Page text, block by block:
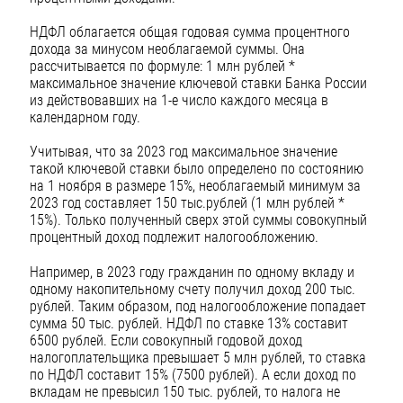
НДФЛ облагается общая годовая сумма процентного
дохода за минусом необлагаемой суммы. Она
рассчитывается по формуле: 1 млн рублей *
максимальное значение ключевой ставки Банка России
из действовавших на 1-е число каждого месяца в
календарном году.
Учитывая, что за 2023 год максимальное значение
такой ключевой ставки было определено по состоянию
на 1 ноября в размере 15%, необлагаемый минимум за
2023 год составляет 150 тыс.рублей (1 млн рублей *
15%). Только полученный сверх этой суммы совокупный
процентный доход подлежит налогообложению.
Например, в 2023 году гражданин по одному вкладу и
одному накопительному счету получил доход 200 тыс.
рублей. Таким образом, под налогообложение попадает
сумма 50 тыс. рублей. НДФЛ по ставке 13% составит
6500 рублей. Если cовокупный годовой доход
налогоплательщика превышает 5 млн рублей, то ставка
по НДФЛ составит 15% (7500 рублей). А если доход по
вкладам не превысил 150 тыс. рублей, то налога не